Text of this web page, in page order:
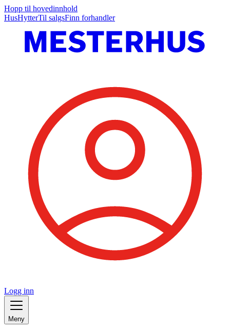
Hopp til hovedinnhold
HusHytterTil salgsFinn forhandler
Logg inn
Meny